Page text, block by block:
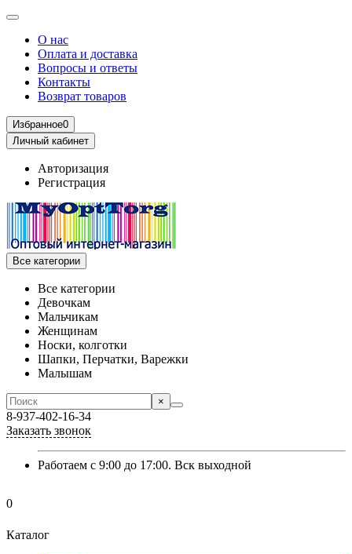
О нас
Оплата и доставка
Вопросы и ответы
Контакты
Возврат товаров
Избранное0
Личный кабинет
Авторизация
Регистрация
Все категории
Все категории
Девочкам
Мальчикам
Женщинам
Носки, колготки
Шапки, Перчатки, Варежки
Малышам
×
8-937-402-16-34
Заказать звонок
Работаем с 9:00 до 17:00. Вск выходной
0
Каталог